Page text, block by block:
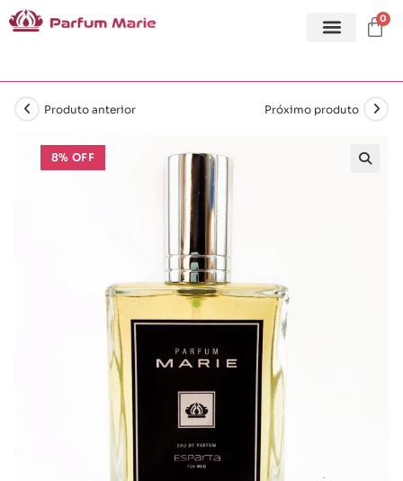
0
8% OFF
Produto anterior Próximo produto